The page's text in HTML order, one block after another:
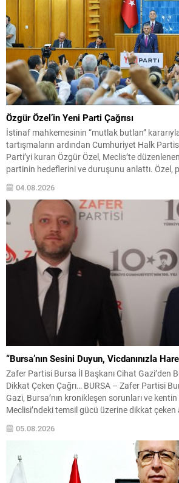
Özgür Özel’in Yeni Parti Çağrısı
İstinaf mahkemesinin “mutlak butlan”
tartışmaların ardından Cumhuriyet Halk
Parti’yi kuran Özgür Özel, Meclis’te
partinin hedeflerini ve duruşunu anlattı. Özel,
doğduğunu, kuruluşunda milletin belirleyici rol
gereği olarak hesap verebilirlik ilkesinin
Yeni Parti’nin amaçlarının iktidara...
04.08.2026
“Bursa’nın Sesini Duyun, Vicdanınızla
Zafer Partisi Bursa İl Başkanı Cihat Gazi’den
Dikkat Çeken Çağrı… BURSA – Zafer Partisi
Gazi, Bursa’nın kronikleşen sorunları ve
Meclisi’ndeki temsil gücü üzerine dikkat çeken
bulundu. Vatandaşların Bursa milletvekillerini
ilişkin yapılan sokak röportajlarını
05.08.2026